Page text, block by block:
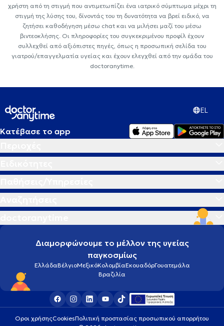
χρήστη από τη στιγμή που αντιμετωπίζει ένα ιατρικό σύμπτωμα μέχρι τη
στιγμή της λύσης του, δίνοντάς του τη δυνατότητα να βρεί ειδικό, να
ζητήσει καθοδήγηση μέσω chat και να μιλήσει μαζί του μέσω
βιντεοκλήσης. Οι πληροφορίες του συγκεκριμένου προφίλ έχουν
συλλεχθεί από αξιόπιστες πηγές, όπως η προσωπική σελίδα του
γιατρού/επαγγελματία υγείας και έχουν ελεγχθεί από την ομάδα του
doctoranytime.
EL
Κατέβασε το app
Διαμορφώνουμε το μέλλον της υγείας
παγκοσμίως
ΕλλάδαΒέλγιοΜεξικόΚολομβίαΕκουαδόρΓουατεμάλα
Βραζιλία
Οροι χρήσηςCookiesΠολιτική προστασίας προσωπικού απορρήτου